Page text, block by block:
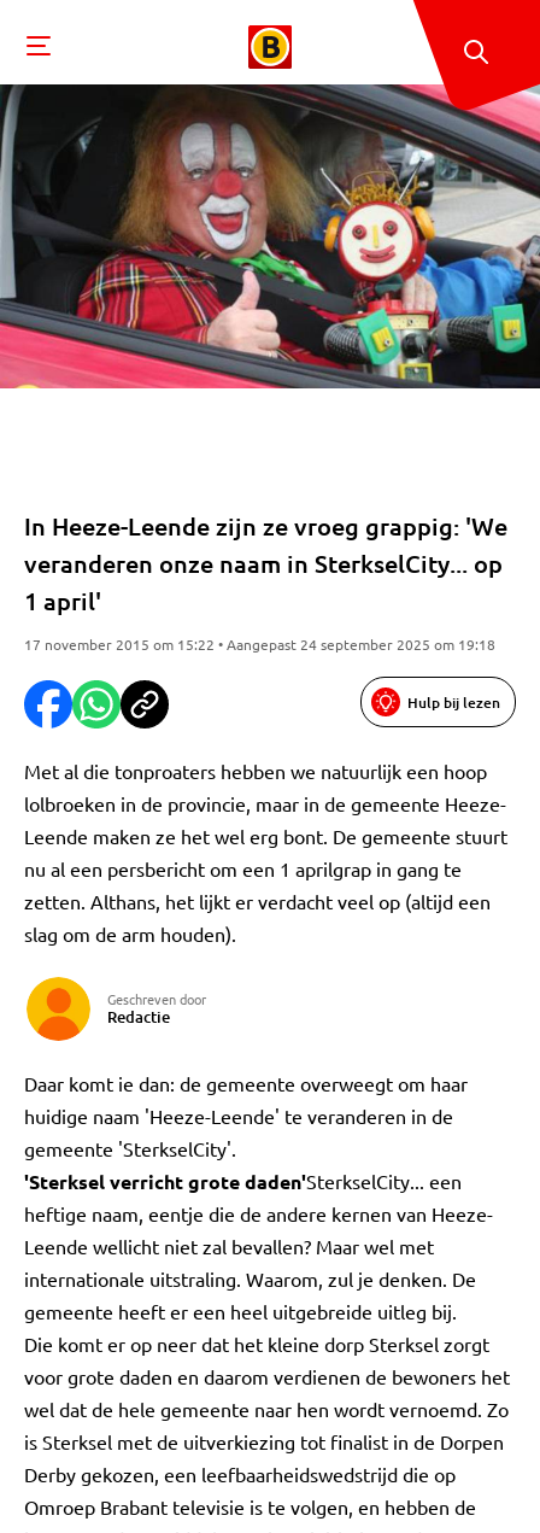
In Heeze-Leende zijn ze vroeg grappig: 'We
veranderen onze naam in SterkselCity... op
1 april'
17 november 2015 om 15:22 • Aangepast 24 september 2025 om 19:18
Hulp bij lezen
Met al die tonproaters hebben we natuurlijk een hoop
lolbroeken in de provincie, maar in de gemeente Heeze-
Leende maken ze het wel erg bont. De gemeente stuurt
nu al een persbericht om een 1 aprilgrap in gang te
zetten. Althans, het lijkt er verdacht veel op (altijd een
slag om de arm houden).
Geschreven door
Redactie
Daar komt ie dan: de gemeente overweegt om haar
huidige naam 'Heeze-Leende' te veranderen in de
gemeente 'SterkselCity'.
'Sterksel verricht grote daden'SterkselCity... een
heftige naam, eentje die de andere kernen van Heeze-
Leende wellicht niet zal bevallen? Maar wel met
internationale uitstraling. Waarom, zul je denken. De
gemeente heeft er een heel uitgebreide uitleg bij.
Die komt er op neer dat het kleine dorp Sterksel zorgt
voor grote daden en daarom verdienen de bewoners het
wel dat de hele gemeente naar hen wordt vernoemd. Zo
is Sterksel met de uitverkiezing tot finalist in de Dorpen
Derby gekozen, een leefbaarheidswedstrijd die op
Omroep Brabant televisie is te volgen, en hebben de